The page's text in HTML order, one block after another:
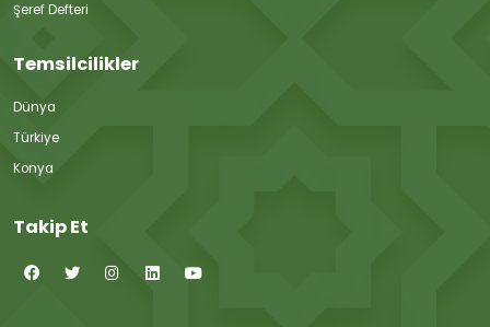
Şeref Defteri
Temsilcilikler
Dünya
Türkiye
Konya
Takip Et